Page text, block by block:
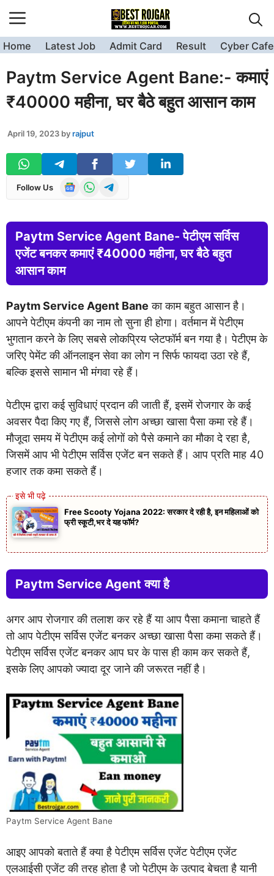
to
content
Home Latest Job Admit Card Result Cyber Cafe
Paytm Service Agent Bane:- कमाएं
₹40000 महीना, घर बैठे बहुत आसान काम
April 19, 2023 byrajput
Follow Us
Paytm Service Agent Bane- पेटीएम सर्विस
एजेंट बनकर कमाएं ₹40000 महीना, घर बैठे बहुत
आसान काम
Paytm Service Agent Bane का काम बहुत आसान है।
आपने पेटीएम कंपनी का नाम तो सुना ही होगा। वर्तमान में पेटीएम
भुगतान करने के लिए सबसे लोकप्रिय प्लेटफॉर्म बन गया है। पेटीएम के
जरिए पेमेंट की ऑनलाइन सेवा का लोग न सिर्फ फायदा उठा रहे हैं,
बल्कि इससे सामान भी मंगवा रहे हैं।
पेटीएम द्वारा कई सुविधाएं प्रदान की जाती हैं, इसमें रोजगार के कई
अवसर पैदा किए गए हैं, जिससे लोग अच्छा खासा पैसा कमा रहे हैं।
मौजूदा समय में पेटीएम कई लोगों को पैसे कमाने का मौका दे रहा है,
जिसमें आप भी पेटीएम सर्विस एजेंट बन सकते हैं। आप प्रति माह 40
हजार तक कमा सकते हैं।
Free Scooty Yojana 2022: सरकार दे रही है, इन महिलाओं को
फ्री स्कूटी,भर दे यह फॉर्म?
Paytm Service Agent क्या है
अगर आप रोजगार की तलाश कर रहे हैं या आप पैसा कमाना चाहते हैं
तो आप पेटीएम सर्विस एजेंट बनकर अच्छा खासा पैसा कमा सकते हैं।
पेटीएम सर्विस एजेंट बनकर आप घर के पास ही काम कर सकते हैं,
इसके लिए आपको ज्यादा दूर जाने की जरूरत नहीं है।
Paytm Service Agent Bane
आइए आपको बताते हैं क्या है पेटीएम सर्विस एजेंट पेटीएम एजेंट
एलआईसी एजेंट की तरह होता है जो पेटीएम के उत्पाद बेचता है यानी